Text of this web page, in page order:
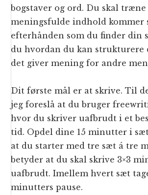
bogstaver og ord. Du skal
meningsfulde indhold kommer
efterhånden som du finder din
du hvordan du kan strukturere
det giver mening for andre
Dit første mål er at skrive. Til
jeg foreslå at du bruger
hvor du skriver uafbrudt i et
tid. Opdel dine 15 minutter i
at du starter med tre sæt á tre
betyder at du skal skrive 3×3
uafbrudt. Imellem hvert sæt
minutters pause.